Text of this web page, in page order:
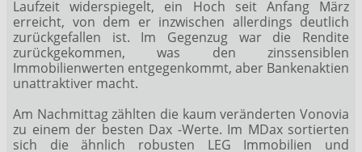
Laufzeit widerspiegelt, ein Hoch seit Anfang März
erreicht, von dem er inzwischen allerdings deutlich
zurückgefallen ist. Im Gegenzug war die Rendite
zurückgekommen, was den zinssensiblen
Immobilienwerten entgegenkommt, aber Bankenaktien
unattraktiver macht.
Am Nachmittag zählten die kaum veränderten Vonovia
zu einem der besten Dax -Werte. Im MDax sortierten
sich die ähnlich robusten LEG Immobilien und